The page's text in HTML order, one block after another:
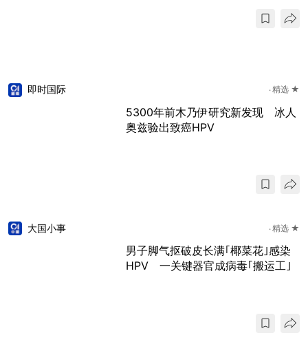
即时国际 精选 ★
5300年前木乃伊研究新发现 冰人
奥兹验出致癌HPV
大国小事 精选 ★
男子脚气抠破皮长满｢椰菜花｣感染
HPV 一关键器官成病毒｢搬运工｣